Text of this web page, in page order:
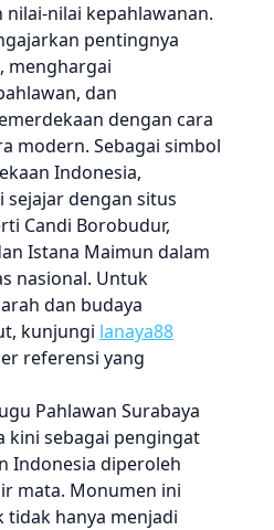
nilai kepahlawanan.
pentingnya
menghargai
dan
dengan cara
modern. Sebagai simbol
Indonesia,
dengan situs
Candi Borobudur,
Istana Maimun dalam
nasional. Untuk
dan budaya
kunjungi lanaya88
referensi yang
Pahlawan Surabaya
kini sebagai pengingat
Indonesia diperoleh
mata. Monumen ini
hanya menjadi